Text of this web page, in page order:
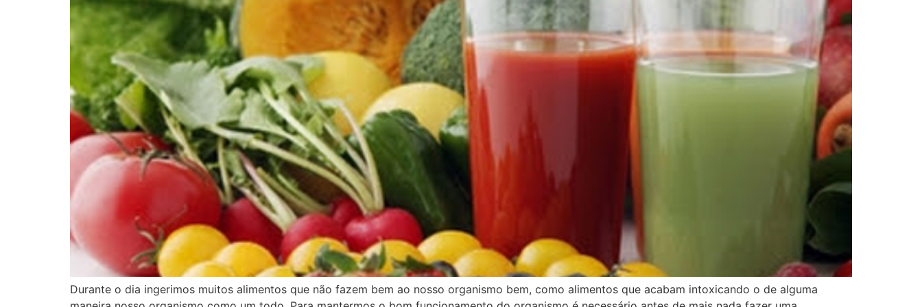
Durante o dia ingerimos muitos alimentos que não fazem bem ao nosso organismo bem, como alimentos que acabam intoxicando o de alguma